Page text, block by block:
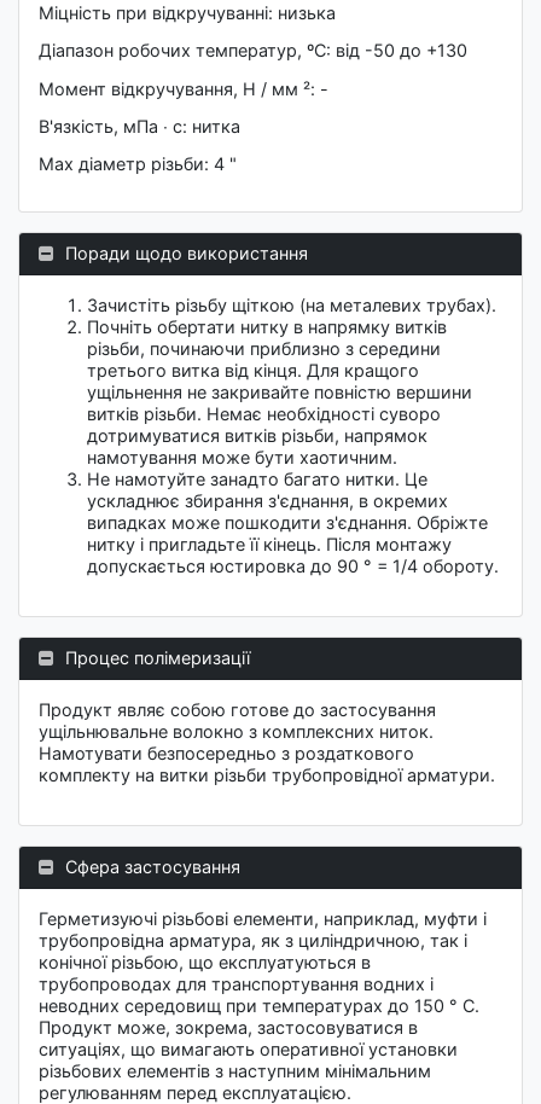
Міцність при відкручуванні: низька
Діапазон робочих температур, ºC: від -50 до +130
Момент відкручування, Н / мм ²: -
В'язкість, мПа ∙ c: нитка
Мах діаметр різьби: 4 "
Поради щодо використання
Зачистіть різьбу щіткою (на металевих трубах).
Почніть обертати нитку в напрямку витків
різьби, починаючи приблизно з середини
третього витка від кінця. Для кращого
ущільнення не закривайте повністю вершини
витків різьби. Немає необхідності суворо
дотримуватися витків різьби, напрямок
намотування може бути хаотичним.
Не намотуйте занадто багато нитки. Це
ускладнює збирання з'єднання, в окремих
випадках може пошкодити з'єднання. Обріжте
нитку і пригладьте її кінець. Після монтажу
допускається юстировка до 90 ° = 1/4 обороту.
Процес полімеризації
Продукт являє собою готове до застосування
ущільнювальне волокно з комплексних ниток.
Намотувати безпосередньо з роздаткового
комплекту на витки різьби трубопровідної арматури.
Сфера застосування
Герметизуючі різьбові елементи, наприклад, муфти і
трубопровідна арматура, як з циліндричною, так і
конічної різьбою, що експлуатуються в
трубопроводах для транспортування водних і
неводних середовищ при температурах до 150 ° C.
Продукт може, зокрема, застосовуватися в
ситуаціях, що вимагають оперативної установки
різьбових елементів з наступним мінімальним
регулюванням перед експлуатацією.